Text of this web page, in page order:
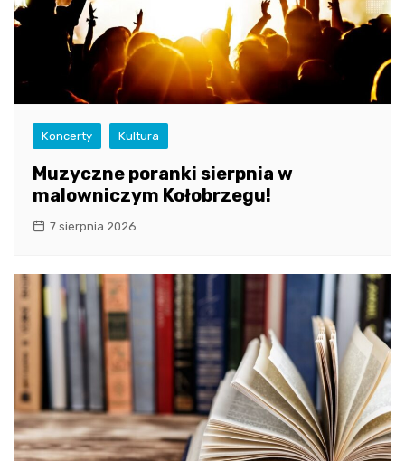
Koncerty Kultura
Muzyczne poranki sierpnia w
malowniczym Kołobrzegu!
7 sierpnia 2026